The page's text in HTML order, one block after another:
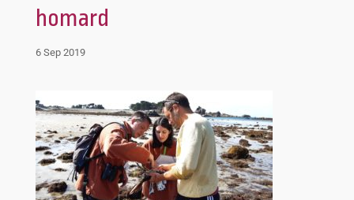
homard
6 Sep 2019